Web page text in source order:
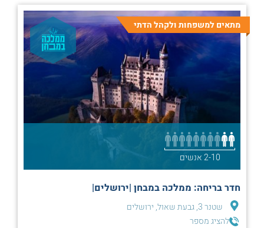
מתאים למשפחות ולקהל הדתי
2-10 אנשים
חדר בריחה: ממלכה במבחן |ירושלים|
שטנר 3, גבעת שאול, ירושלים
להציג מספר